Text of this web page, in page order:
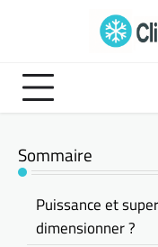
Sommaire
Puissance et
dimensionner ?